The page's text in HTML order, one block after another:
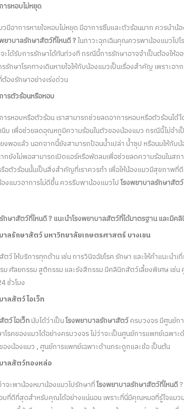
ารหอบไม่หยุด
มีอาการหายใจหอบไม่หยุด มีอาการซึมและตัวร้อนมาก ควรนำน้อ
ยาบาลรักษาสัตว์ที่ไหนดี ?ในภาวะฉุกเฉินคุณควรพาน้องแมวไ
ะได้รับการรักษาได้ทันท่วงที กรณีนี้การรักษาอาจจำเป็นต้องให้อ
รักษาโรคทางเดินหายใจให้กับน้องแมวเป็นเรื่องสำคัญ เพราะ
ต้องรักษาอย่างเร่งด่วน
ารตัวร้อนหรือหอบ
ารหอบหรือตัวร้อน เราสามารถช่วยลดอาการหอบหรือตัวร้อนได้โ
บ เพื่อช่วยลดอุณหภูมิความร้อนในตัวของน้องแมว กรณีนี้ไม่จำเป็
งพอแล้ว นอกจากนี้ยังสามารถป้อนน้ำเปล่า น้ำซุป หรือนมให้กั
ากยังไม่พอสามารถเปิดแอร์หรือพัดลมเพื่อช่วยลดความร้อนในส
อตัวร้อนนั้นเป็นสิ่งสำคัญที่เราควรทำ เพื่อให้น้องแมวมีสุขภาพที่
งแมวอาการไม่ดีขึ้น ควรรีบพาน้องแมวไปโรงพยาบาลรักษาสัตว์
กษาสัตว์ที่ไหนดี?แนะนำโรงพยาบาลสัตว์ที่ได้มาตรฐาน และมีค
าลรักษาสัตว์มหาวิทยาลัยเกษตรศาสตร์ บางเขน
ตว์ให้บริการทุกด้าน เช่น การวินิจฉัยโรค รักษา และให้คำแนะน
ม ศัลยกรรม สูติกรรม และรังสีกรรม มีคลินิกสัตว์เลี้ยงพิเศษ เช่
ชั่วโมง
าลสัตว์ไอเว็ท
ตว์ไอเว็ทนับได้ว่าเป็นโรงพยาบาลรักษาสัตว์ครบวงจร มีศูนย์ก
โรคของแมวได้อย่างครบวงจร ไม่ว่าจะเป็นศูนย์การแพทย์เฉพา
งน้องแมว , ศูนย์การแพทย์เฉพาะด้านกระดูกและข้อ เป็นต้น
าลสัตว์ทองหล่อ
จะพาน้องหมาน้องแมวไปรักษาที่โรงพยาบาลรักษาสัตว์ที่ไหนดี?
ที่ดีที่สุดสำหรับคุณได้อย่างแน่นอน เพราะที่นี่มีคุณหมอที่รู้ใจแม